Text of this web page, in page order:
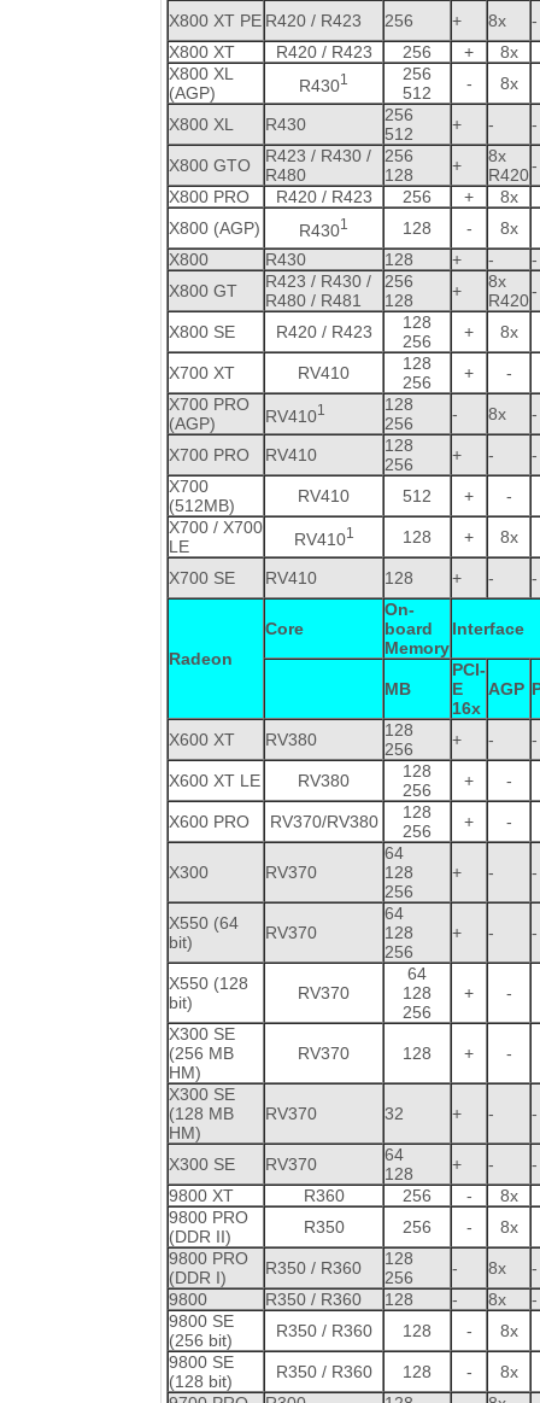
X800 XT PE R420 / R423 256 + 8x
-
X800 XT
R420 / R423 256 +
8x
X800 XL
(AGP)
R4301
256
512
- 8x
X800 XL R430
256
512
+ - -
X800 GTO
R423 / R430 /
R480
256
128
+
8x
R420-
X800 PRO
R420 / R423 256 +
8x
X800 (AGP)
R4301 128 -
8x
X800
R430 128 + -
-
X800 GT
R423 / R430 /
R480 / R481
256
128
+
8x
R420-
X800 SE R420 / R423
128
256
+ 8x
X700 XT RV410
128
256
+
-
X700 PRO
(AGP)
RV4101
128
256
- 8x -
X700 PRO RV410
128
256
+ -
-
X700
(512MB)
RV410 512 +
-
X700 / X700
LE
RV4101 128 + 8x
X700 SE RV410 128 + - -
Radeon
Core
On-
board
Memory
Interface
MB
PCI-
E
16x
AGP
X600 XT RV380
128
256
+ - -
X600 XT LE RV380
128
256
+ -
X600 PRO RV370/RV380
128
256
+ -
X300 RV370
64
128
256
+ - -
X550 (64
bit)
RV370
64
128
256
+ - -
X550 (128
bit)
RV370
64
128
256
+ -
X300 SE
(256 MB
HM)
RV370 128 + -
X300 SE
(128 MB
HM)
RV370 32 + - -
X300 SE RV370
64
128
+ -
-
9800 XT
R360 256 -
8x
9800 PRO
(DDR II)
R350 256 -
8x
9800 PRO
(DDR I)
R350 / R360
128
256
- 8x
-
9800
R350 / R360 128 - 8x
-
9800 SE
(256 bit)
R350 / R360 128 -
8x
9800 SE
(128 bit)
R350 / R360 128 -
8x